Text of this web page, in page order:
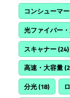
コンシューマ
光ファイバー
スキャナー(24)
高速・大容量
分光(18)